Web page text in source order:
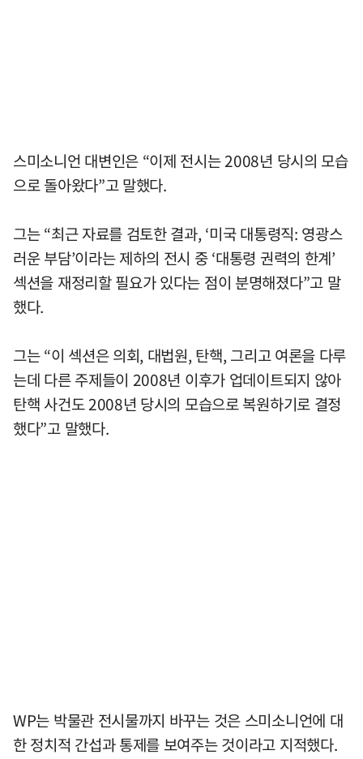
스미소니언 대변인은 “이제 전시는 2008년 당시의 모습
으로 돌아왔다”고 말했다.
그는 “최근 자료를 검토한 결과, ‘미국 대통령직: 영광스
러운 부담’이라는 제하의 전시 중 ‘대통령 권력의 한계’
섹션을 재정리할 필요가 있다는 점이 분명해졌다”고 말
했다.
그는 “이 섹션은 의회, 대법원, 탄핵, 그리고 여론을 다루
는데 다른 주제들이 2008년 이후가 업데이트되지 않아
탄핵 사건도 2008년 당시의 모습으로 복원하기로 결정
했다”고 말했다.
WP는 박물관 전시물까지 바꾸는 것은 스미소니언에 대
한 정치적 간섭과 통제를 보여주는 것이라고 지적했다.